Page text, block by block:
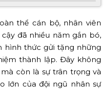
thể cán bộ, nhân viên
đã nhiều năm gắn bó,
hình thức gửi tặng những
thành lập. Đây không
còn là sự trân trọng và
lớn của đội ngũ nhân sự